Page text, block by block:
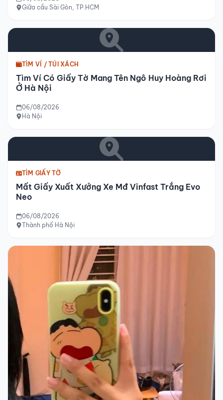
Giữa cầu Sài Gòn, TP.HCM
TÌM VÍ / TÚI XÁCH
Tìm Ví Có Giấy Tờ Mang Tên Ngô Huy Hoàng Rơi
Ở Hà Nội
06/08/2026
Hà Nội
TÌM GIẤY TỜ
Mất Giấy Xuất Xưởng Xe Mđ Vinfast Trắng Evo
Neo
06/08/2026
Thành phố Hà Nội